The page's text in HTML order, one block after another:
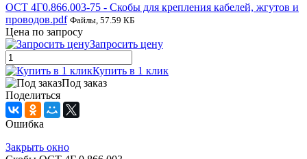
ОСТ 4Г0.866.003-75 - Скобы для крепления кабелей, жгутов и
проводов.pdf Файлы, 57.59 КБ
Цена по запросу
Запросить цену
Купить в 1 клик
Под заказ
Поделиться
Ошибка
Закрыть окно